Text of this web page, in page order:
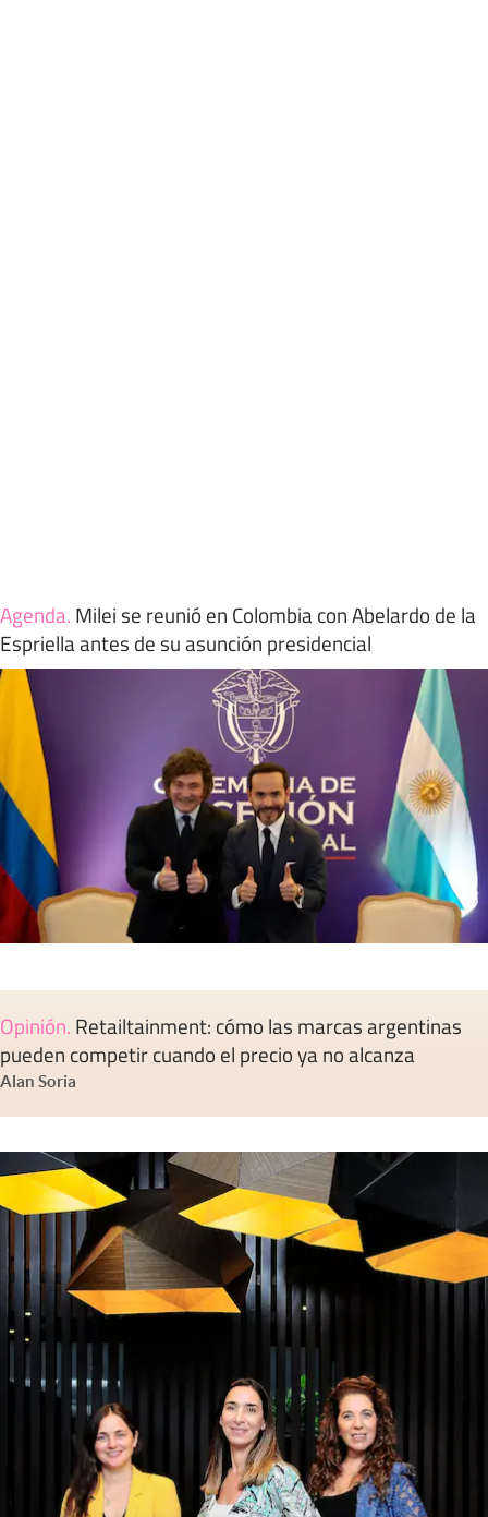
Agenda. Milei se reunió en Colombia con Abelardo de la
Espriella antes de su asunción presidencial
Opinión. Retailtainment: cómo las marcas argentinas
pueden competir cuando el precio ya no alcanza
Alan Soria